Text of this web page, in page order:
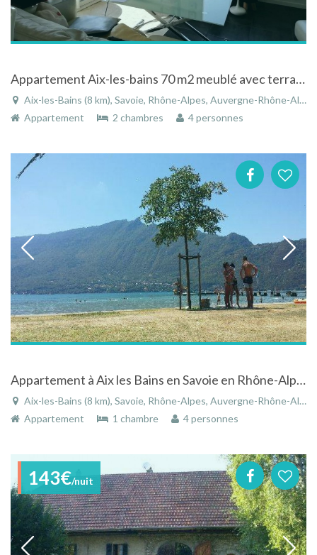
Appartement Aix-les-bains 70 m2 meublé avec terrasse + jardin proche thermes
Aix-les-Bains (8 km), Savoie, Rhône-Alpes, Auvergne-Rhône-Alpes, France
Appartement
2 chambres 4 personnes
Appartement à Aix les Bains en Savoie en Rhône-Alpes
Aix-les-Bains (8 km), Savoie, Rhône-Alpes, Auvergne-Rhône-Alpes, France
Appartement
1 chambre 4 personnes
143€/nuit